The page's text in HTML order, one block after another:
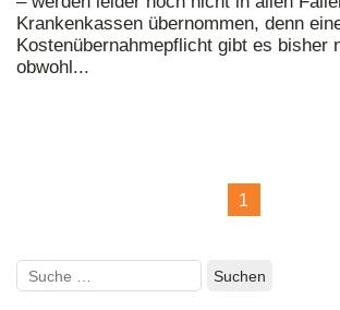
Krankenkassen übernommen, denn
Kostenübernahmepflicht gibt es bisher
obwohl...
1
Suchen
nach: